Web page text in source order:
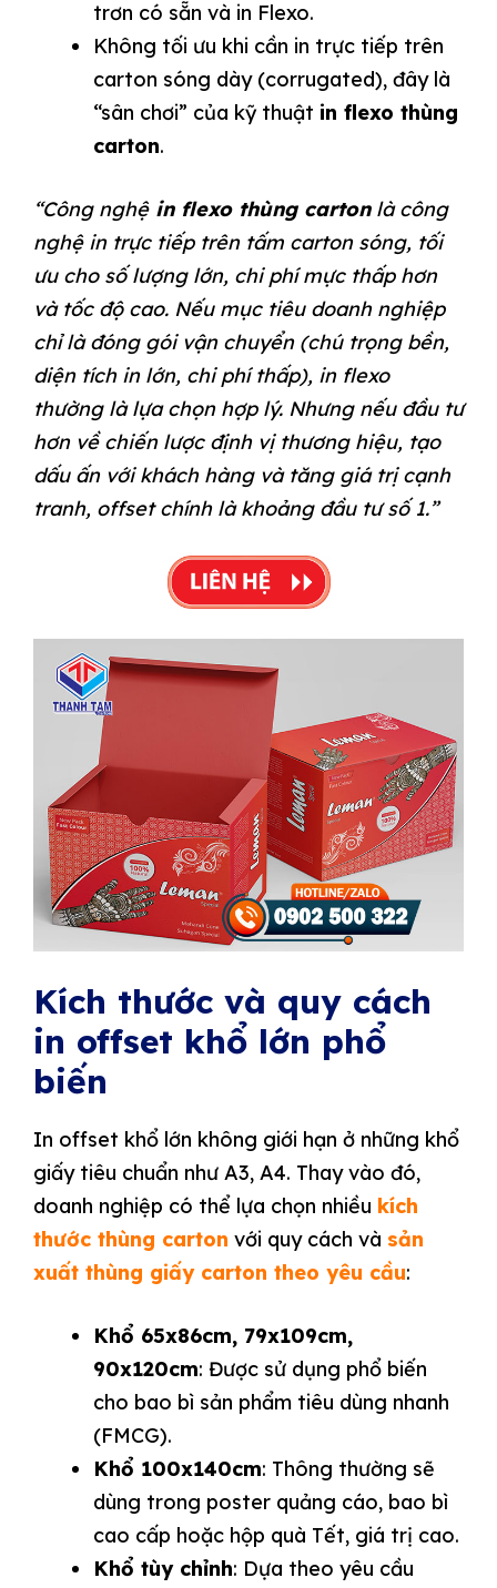
trơn có sẵn và in Flexo.
Không tối ưu khi cần in trực tiếp trên
carton sóng dày (corrugated), đây là
“sân chơi” của kỹ thuật in flexo thùng
carton.
“Công nghệin flexo thùng cartonlà công
nghệ in trực tiếp trên tấm carton sóng, tối
ưu cho số lượng lớn, chi phí mực thấp hơn
và tốc độ cao. Nếu mục tiêu doanh nghiệp
chỉ là đóng gói vận chuyển (chú trọng bền,
diện tích in lớn, chi phí thấp), in flexo
thường là lựa chọn hợp lý. Nhưng nếu đầu tư
hơn về chiến lược định vị thương hiệu, tạo
dấu ấn với khách hàng và tăng giá trị cạnh
tranh, offset chính là khoảng đầu tư số 1.”
Kích thước và quy cách
in offset khổ lớn phổ
biến
In offset khổ lớn không giới hạn ở những khổ
giấy tiêu chuẩn như A3, A4. Thay vào đó,
doanh nghiệp có thể lựa chọn nhiều kích
thước thùng carton với quy cách và sản
xuất thùng giấy carton theo yêu cầu:
Khổ 65x86cm, 79x109cm,
90x120cm: Được sử dụng phổ biến
cho bao bì sản phẩm tiêu dùng nhanh
(FMCG).
Khổ 100x140cm: Thông thường sẽ
dùng trong poster quảng cáo, bao bì
cao cấp hoặc hộp quà Tết, giá trị cao.
Khổ tùy chỉnh: Dựa theo yêu cầu